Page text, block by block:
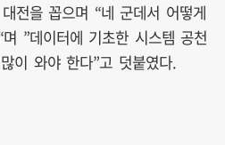
전을 꼽으며 “네 군데서 어떻게
”데이터에 기초한 시스템 공천
이 와야 한다”고 덧붙였다.